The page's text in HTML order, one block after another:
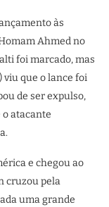
às
Ahmed no
foi marcado, mas
viu que o lance foi
de ser expulso,
atacante
e chegou ao
cruzou pela
uma grande